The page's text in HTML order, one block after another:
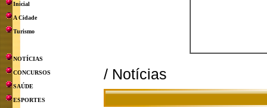
Inicial
A Cidade
Turismo
NOTÍCIAS
CONCURSOS
SAÚDE
ESPORTES
/ Notícias